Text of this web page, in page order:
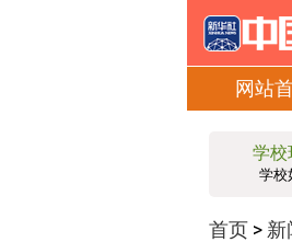
网站
学校
学校
首页> 新